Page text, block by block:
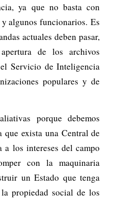
ya que no basta con
algunos funcionarios. Es
actuales deben pasar,
de los archivos
Servicio de Inteligencia
populares y de
porque debemos
que exista una Central de
a los intereses del campo
con la maquinaria
un Estado que tenga
propiedad social de los